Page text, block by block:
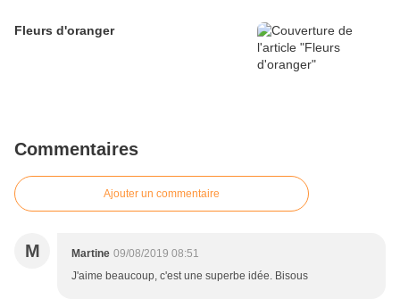
Fleurs d'oranger
Commentaires
Ajouter un commentaire
M Martine 09/08/2019 08:51
J'aime beaucoup, c'est une superbe idée. Bisous